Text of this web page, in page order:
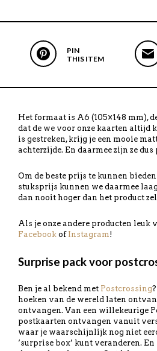
PIN
THIS ITEM
Het formaat is A6 (105×148 mm),
dat de we voor onze kaarten altijd
is gestreken, krijg je een mooie
achterzijde. En daarmee zijn ze
Om de beste prijs te kunnen
stuksprijs kunnen we daarmee
dan nooit hoger dan het product
Als je onze andere producten
Facebook of Instagram!
Surprise pack voor
Ben je al bekend met Postcrossing
hoeken van de wereld laten
ontvangen. Van een willekeurige
postkaarten ontvangen vanuit
waar je waarschijnlijk nog niet
‘surprise box’ kunt veranderen.